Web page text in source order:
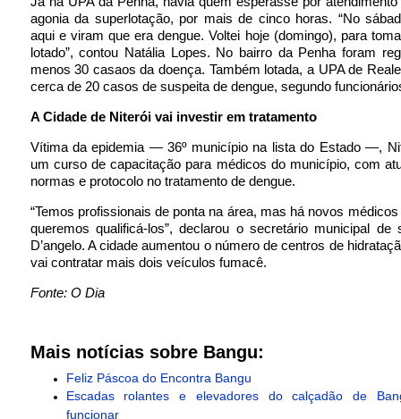
agonia da superlotação, por mais de cinco horas. “No
aqui e viram que era dengue. Voltei hoje (domingo), para
lotado”, contou Natália Lopes. No bairro da Penha foram
menos 30 casaos da doença. Também lotada, a UPA de
cerca de 20 casos de suspeita de dengue, segundo
A Cidade de Niterói vai investir em tratamento
Vítima da epidemia — 36º município na lista do Estado —,
um curso de capacitação para médicos do município, com
normas e protocolo no tratamento de dengue.
“Temos profissionais de ponta na área, mas há novos
queremos qualificá-los”, declarou o secretário municipal de
D’angelo. A cidade aumentou o número de centros de
vai contratar mais dois veículos fumacê.
Fonte: O Dia
Mais notícias sobre Bangu:
Feliz Páscoa do Encontra Bangu
Escadas rolantes e elevadores do calçadão de
funcionar